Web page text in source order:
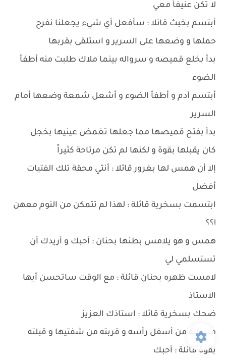
لا تكن عنيفاً معي
أبتسم بخبث قائلا : سأفعل أي شيء يجعلنا نفرح
حملها و وضعها على السرير و استلقى بقربها
بدأ بخلع قميصه و سرواله بينما ملاك طلبت منه أطفأ
الضوء
أبتسم آدم و أطفأ الضوء و أشعل شمعة وضعها أمام
السرير
بدأ بفتح قميصها مما جعلها تغمض عينيها بخجل
كان يقبلها بقوة و لكنها لم تكن مرتاحة كثيراً
إلا أن همس لها بغرور قائلا : أنتي محقة تلك الفتيات
أفضل
ابتسمت بسخرية قائلة : لهذا لم تتمكن من النوم معهن
!؟؟
همس و هو يلامس بطنها بحنان : أحبك و أريدك أن
تستسلمي لي
لامست ظهره بحنان قائلة : مع الوقت ساتحسن أيها
الاستاذ
ضحك بسخرية قائلا : استاذك العزيز
مسكته من أسفل رأسه و قربته من شفتيها و قبلته
بقوة قائلة : أحبك